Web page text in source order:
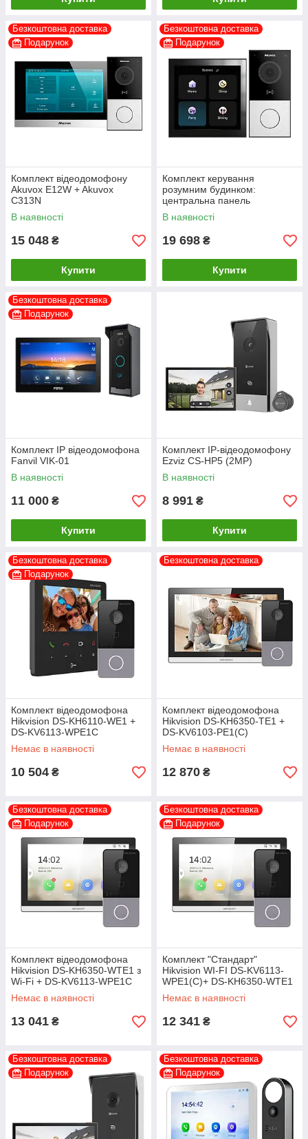
Безкоштовна доставка
Подарунок
Комплект відеодомофону
Akuvox E12W + Akuvox
C313N
В наявності
15 048 ₴
Купити
Безкоштовна доставка
Подарунок
Комплект керування
розумним будинком:
центральна панель
керування Akubela HyPanel
PS51-R2-EU та IP-
Akuvox
В наявності
19 698 ₴
Купити
Безкоштовна доставка
Подарунок
Комплект IP відеодомофона
Fanvil VIK-01
В наявності
11 000 ₴
Купити
Комплект IP-відеодомофону
Ezviz CS-HP5 (2MP)
В наявності
8 991 ₴
Купити
Безкоштовна доставка
Подарунок
Комплект відеодомофона
Hikvision DS-KH6110-WE1 +
DS-KV6113-WPE1С
Немає в наявності
10 504 ₴
Безкоштовна доставка
Комплект відеодомофона
Hikvision DS-KH6350-TE1 +
DS-KV6103-PE1(C)
Немає в наявності
12 870 ₴
Безкоштовна доставка
Подарунок
Комплект відеодомофона
Hikvision DS-KH6350-WТE1 з
Wi-Fi + DS-KV6113-WPE1С
Немає в наявності
13 041 ₴
Безкоштовна доставка
Подарунок
Комплект "Стандарт"
Hikvision WI-FI DS-KV6113-
WPE1(C)+ DS-KH6350-WTE1
Немає в наявності
12 341 ₴
Безкоштовна доставка
Подарунок
Безкоштовна доставка
Подарунок